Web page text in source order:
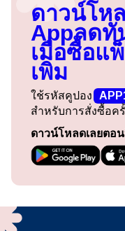
ดาวน์โห
Appลดทั
เมื่อซื้อแ
เพิ่ม
ใช้รหัสคูปอง
สำหรับการสั่งซื้อค
ดาวน์โหลดเลยตอ